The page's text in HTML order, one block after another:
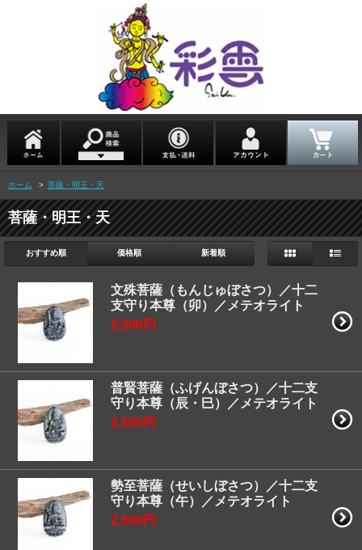
ホーム > 菩薩・明王・天
菩薩・明王・天
おすすめ順 価格順 新着順
文殊菩薩（もんじゅぼさつ）／十二
支守り本尊（卯）／メテオライト
2,500円
普賢菩薩（ふげんぼさつ）／十二支
守り本尊（辰・巳）／メテオライト
2,500円
勢至菩薩（せいしぼさつ）／十二支
守り本尊（午）／メテオライト
2,500円